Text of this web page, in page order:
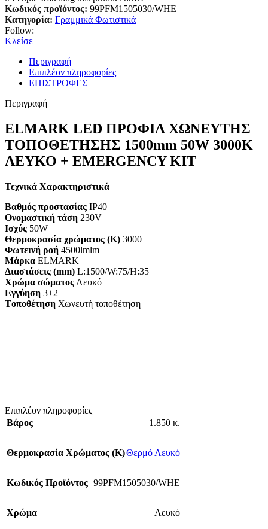
Κωδικός προϊόντος: 99PFM1505030/WHE
Κατηγορία: Γραμμικά Φωτιστικά
Follow:
Κλείσε
Περιγραφή
Επιπλέον πληροφορίες
ΕΠΙΣΤΡΟΦΕΣ
Περιγραφή
ELMARK LED ΠΡΟΦΙΛ ΧΩΝΕΥΤΗΣ
ΤΟΠΟΘΕΤΗΣΗΣ 1500mm 50W 3000K
ΛΕΥΚΟ + EMERGENCY KIT
Τεχνικά Χαρακτηριστικά
Βαθμός προστασίας IP40
Ονομαστική τάση 230V
Ισχύς 50W
Θερμοκρασία χρώματος (K) 3000
Φωτεινή ροή 4500lmlm
Μάρκα ELMARK
Διαστάσεις (mm) L:1500/W:75/H:35
Χρώμα σώματος Λευκό
Εγγύηση 3+2
Tοποθέτηση Χωνευτή τοποθέτηση
Επιπλέον πληροφορίες
Βάρος
1.850 κ.
Θερμοκρασία Χρώματος (Κ)Θερμό Λευκό
Κωδικός Προϊόντος 99PFM1505030/WHE
Χρώμα Λευκό